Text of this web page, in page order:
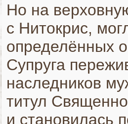
Но на
с Нитокрис,
определённых
Супруга
наследников
титул
и становилась